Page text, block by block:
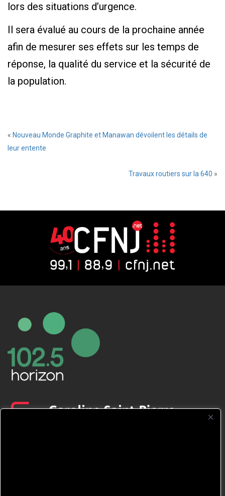
lors des situations d’urgence.
Il sera évalué au cours de la prochaine année
afin de mesurer ses effets sur les temps de
réponse, la qualité du service et la sécurité de
la population.
« Nouveau Monde Graphite et Manawan dévoilent les détails de
leur entente
Travaux routiers sur la 640 »